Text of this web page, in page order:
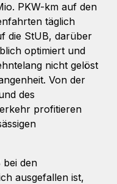
PKW-km auf den
täglich
die StUB, darüber
optimiert und
nicht gelöst
Von der
des
profitieren
bei den
ausgefallen ist,